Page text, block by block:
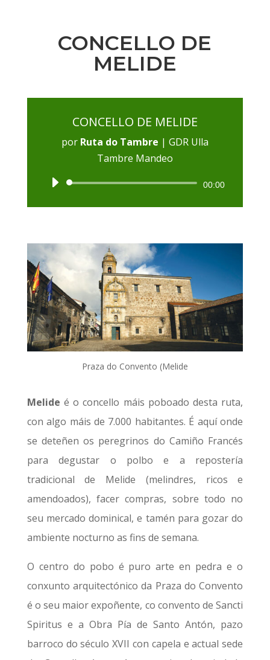
CONCELLO DE
MELIDE
CONCELLO DE MELIDE
por Ruta do Tambre | GDR Ulla
Tambre Mandeo
Reproductor
00:00
Praza do Convento (Melide
Melide é o concello máis poboado desta ruta,
con algo máis de 7.000 habitantes. É aquí onde
se deteñen os peregrinos do Camiño Francés
para degustar o polbo e a repostería
tradicional de Melide (melindres, ricos e
amendoados), facer compras, sobre todo no
seu mercado dominical, e tamén para gozar do
ambiente nocturno as fins de semana.
O centro do pobo é puro arte en pedra e o
conxunto arquitectónico da Praza do Convento
é o seu maior expoñente, co convento de Sancti
Spiritus e a Obra Pía de Santo Antón, pazo
barroco do século XVII con capela e actual sede